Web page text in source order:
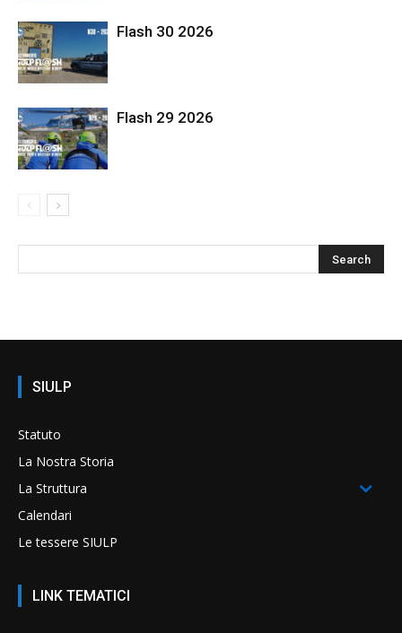
Flash 30 2026
Flash 29 2026
SIULP
Statuto
La Nostra Storia
La Struttura
Calendari
Le tessere SIULP
LINK TEMATICI